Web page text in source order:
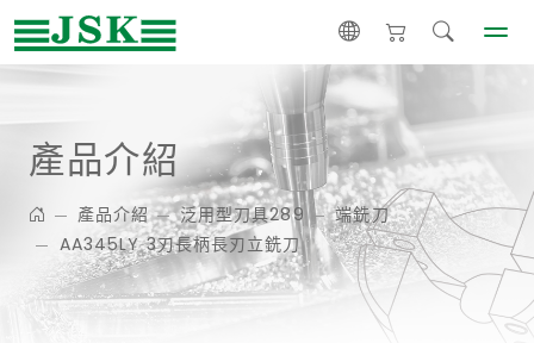
產品介紹
產品介紹 泛用型刀具289
端銑刀
AA345LY 3刃長柄長刃立銑刀